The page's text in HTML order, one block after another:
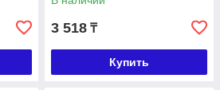
3 518 ₸
Купить